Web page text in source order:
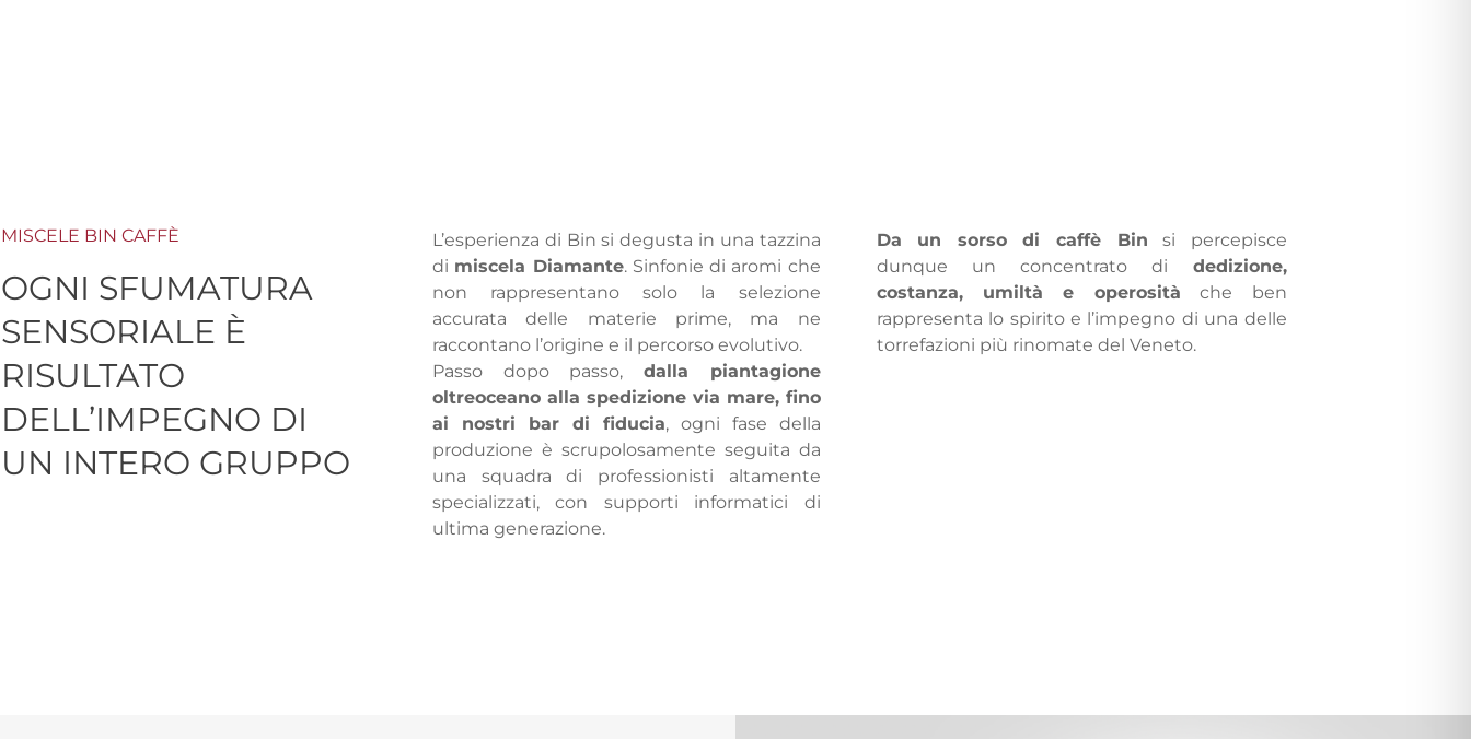
MISCELE BIN CAFFÈ
OGNI SFUMATURA
SENSORIALE È
RISULTATO
DELL’IMPEGNO DI
UN INTERO GRUPPO
L’esperienza di Bin si degusta in una tazzina
di miscela Diamante. Sinfonie di aromi che
non rappresentano solo la selezione
accurata delle materie prime, ma ne
raccontano l’origine e il percorso evolutivo.
Passo dopo passo, dalla piantagione
oltreoceano alla spedizione via mare, fino
ai nostri bar di fiducia, ogni fase della
produzione è scrupolosamente seguita da
una squadra di professionisti altamente
specializzati, con supporti informatici di
ultima generazione.
Da un sorso di caffè Bin si percepisce
dunque un concentrato di dedizione,
costanza, umiltà e operosità che ben
rappresenta lo spirito e l’impegno di una delle
torrefazioni più rinomate del Veneto.